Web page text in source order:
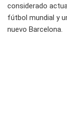
considerado
fútbol mundial y
nuevo Barcelona.